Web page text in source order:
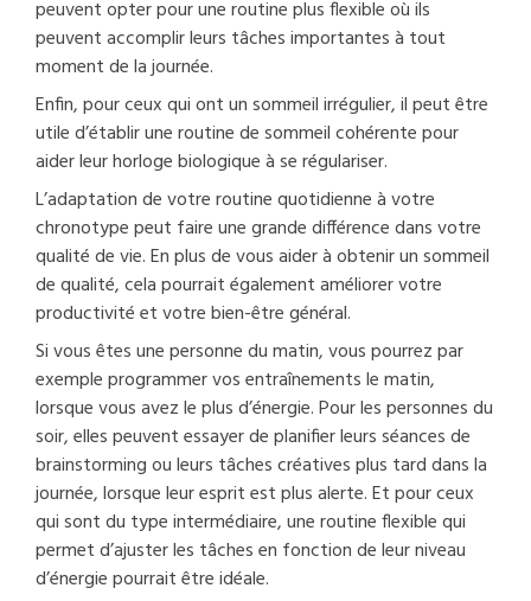
peuvent opter pour une routine plus flexible où ils
peuvent accomplir leurs tâches importantes à tout
moment de la journée.
Enfin, pour ceux qui ont un sommeil irrégulier, il peut être
utile d’établir une routine de sommeil cohérente pour
aider leur horloge biologique à se régulariser.
L’adaptation de votre routine quotidienne à votre
chronotype peut faire une grande différence dans votre
qualité de vie. En plus de vous aider à obtenir un sommeil
de qualité, cela pourrait également améliorer votre
productivité et votre bien-être général.
Si vous êtes une personne du matin, vous pourrez par
exemple programmer vos entraînements le matin,
lorsque vous avez le plus d’énergie. Pour les personnes du
soir, elles peuvent essayer de planifier leurs séances de
brainstorming ou leurs tâches créatives plus tard dans la
journée, lorsque leur esprit est plus alerte. Et pour ceux
qui sont du type intermédiaire, une routine flexible qui
permet d’ajuster les tâches en fonction de leur niveau
d’énergie pourrait être idéale.